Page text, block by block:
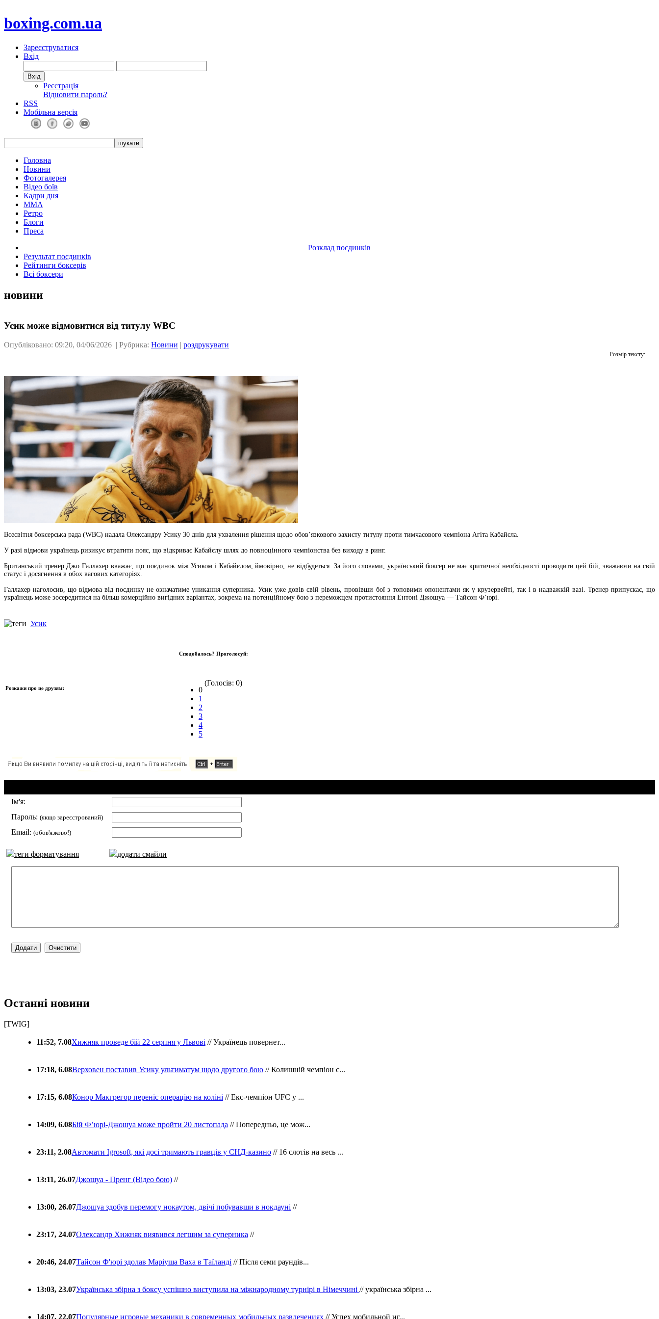
boxing.com.ua
Зареєструватися
Вхід
Реєстрація
Відновити пароль?
RSS
Мобільна версія
Головна
Новини
Фотогалерея
Відео боїв
Кадри дня
ММА
Ретро
Блоги
Преса
Розклад поєдинків
Результат поєдинків
Рейтинги боксерів
Всі боксери
новини
Усик може відмовитися від титулу WBC
Опубліковано: 09:20, 04/06/2026 | Рубрика: Новини | роздрукувати
Розмір тексту:
Всесвітня боксерська рада (WBC) надала Олександру Усику 30 днів для ухвалення рішення щодо обов’язкового захисту титулу проти тимчасового чемпіона Агіта Кабайєла.
У разі відмови українець ризикує втратити пояс, що відкриває Кабайєлу шлях до повноцінного чемпіонства без виходу в ринг.
Британський тренер Джо Галлахер вважає, що поєдинок між Усиком і Кабайєлом, ймовірно, не відбудеться. За його словами, український боксер не має критичної необхідності проводити цей бій, зважаючи на свій
статус і досягнення в обох вагових категоріях.
Галлахер наголосив, що відмова від поєдинку не означатиме уникання суперника. Усик уже довів свій рівень, провівши бої з топовими опонентами як у крузервейті, так і в надважкій вазі. Тренер припускає, що
українець може зосередитися на більш комерційно вигідних варіантах, зокрема на потенційному бою з переможцем протистояння Ентоні Джошуа — Тайсон Ф’юрі.
Усик
Розкажи про це друзям:
Сподобалось? Проголосуй:
0
1
2
3
4
5
(Голосів: 0)
Ім'я:
Пароль: (якщо зареєстрований)
Email: (обов'язково!)
теги форматування додати смайли
Останні новини
[TWIG]
11:52, 7.08Хижняк проведе бій 22 серпня у Львові // Українець повернет...
17:18, 6.08Верховен поставив Усику ультиматум щодо другого бою // Колишній чемпіон с...
17:15, 6.08Конор Макгрегор переніс операцію на коліні // Екс-чемпіон UFC у ...
14:09, 6.08Бій Ф’юрі-Джошуа може пройти 20 листопада // Попередньо, це мож...
23:11, 2.08Автомати Igrosoft, які досі тримають гравців у СНД-казино // 16 слотів на весь ...
13:11, 26.07Джошуа - Пренг (Відео бою) //
13:00, 26.07Джошуа здобув перемогу нокаутом, двічі побувавши в нокдауні //
23:17, 24.07Олександр Хижняк виявився легшим за суперника //
20:46, 24.07Тайсон Ф'юрі здолав Маріуша Ваха в Таїланді // Після семи раундів...
13:03, 23.07Українська збірна з боксу успішно виступила на міжнародному турнірі в Німеччині // українська збірна ...
14:07, 22.07Популярные игровые механики в современных мобильных развлечениях // Успех мобильной иг...